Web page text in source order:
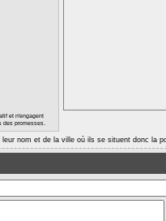
et n'engagent
des promesses.
nom et de la ville où ils se situent donc la